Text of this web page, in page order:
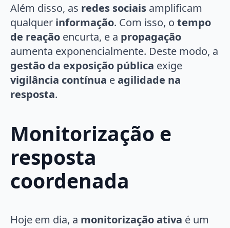
Além disso, as redes sociais amplificam
qualquer informação. Com isso, o tempo
de reação encurta, e a propagação
aumenta exponencialmente. Deste modo, a
gestão da exposição pública exige
vigilância contínua eagilidade na
resposta.
Monitorização e
resposta
coordenada
Hoje em dia, a monitorização ativa é um